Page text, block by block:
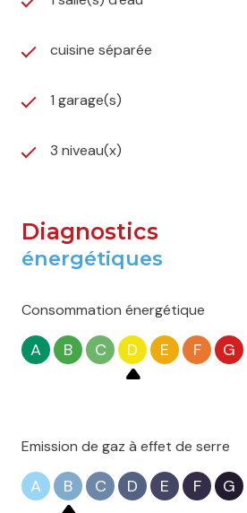
cuisine séparée
1 garage(s)
3 niveau(x)
Diagnostics
énergétiques
Consommation énergétique
A B C D E F G
Emission de gaz à effet de serre
A B C D E F G